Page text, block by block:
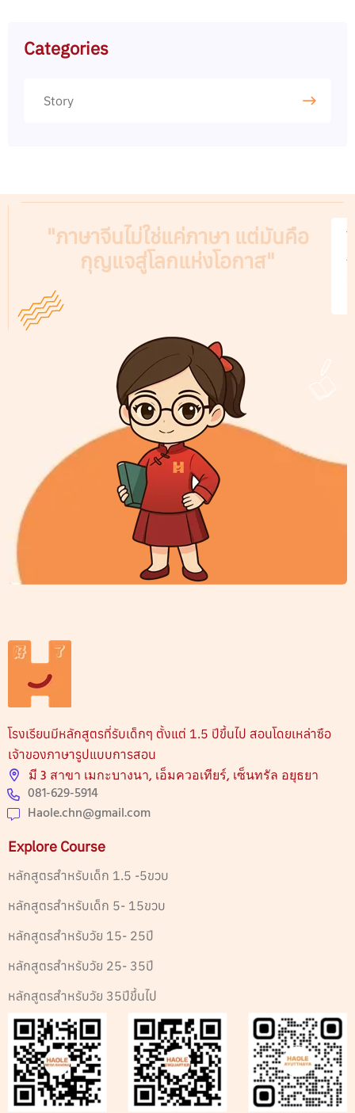
Categories
Story
"ภาษาจีนไม่ใช่แค่ภาษา แต่มันคือ
กุญแจสู่โลกแห่งโอกาส"
โรงเรียนมีหลักสูตรที่รับเด็กๆ ตั้งแต่ 1.5 ปีขึ้นไป สอนโดยเหล่าซือ
เจ้าของภาษารูปแบบการสอน
มี 3 สาขา เมกะบางนา, เอ็มควอเทียร์, เซ็นทรัล อยุธยา
081-629-5914
Haole.chn@gmail.com
Explore Course
หลักสูตรสำหรับเด็ก 1.5 -5ขวบ
หลักสูตรสำหรับเด็ก 5- 15ขวบ
หลักสูตรสำหรับวัย 15- 25ปี
หลักสูตรสำหรับวัย 25- 35ปี
หลักสูตรสำหรับวัย 35ปีขึ้นไป